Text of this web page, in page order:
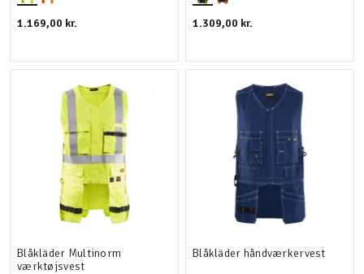
1.169,00 kr. 1.309,00 kr.
Blåkläder Multinorm
værktøjsvest
Blåkläder håndværkervest